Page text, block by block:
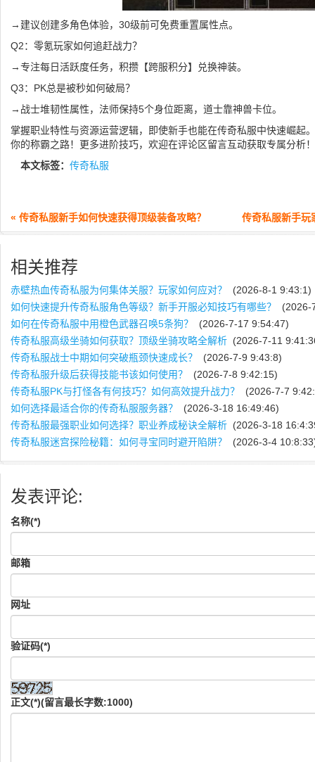
→建议创建多角色体验，30级前可免费重置属性点。
Q2：零氪玩家如何追赶战力？
→专注每日活跃度任务，积攒【跨服积分】兑换神装。
Q3：PK总是被秒如何破局？
→战士堆韧性属性，法师保持5个身位距离，道士靠神兽卡位。
掌握职业特性与资源运营逻辑，即使新手也能在传奇私服中快速崛起
你的称霸之路！更多进阶技巧，欢迎在评论区留言互动获取专属分析！
本文标签： 传奇私服
« 传奇私服新手如何快速获得顶级装备攻略？ 传奇私服新手玩
相关推荐
赤壁热血传奇私服为何集体关服？玩家如何应对？
(2026-8-1 9:43:1)
如何快速提升传奇私服角色等级？新手开服必知技巧有哪些？
(2026-
如何在传奇私服中用橙色武器召唤5条狗？
(2026-7-17 9:54:47)
传奇私服高级坐骑如何获取？顶级坐骑攻略全解析 (2026-7-11
传奇私服战士中期如何突破瓶颈快速成长？
(2026-7-9 9:43:8)
传奇私服升级后获得技能书该如何使用？
(2026-7-8 9:42:15)
传奇私服PK与打怪各有何技巧？如何高效提升战力？
(2026-7-7
如何选择最适合你的传奇私服服务器？
(2026-3-18 16:49:46)
传奇私服最强职业如何选择？职业养成秘诀全解析 (2026-3-18
传奇私服迷宫探险秘籍：如何寻宝同时避开陷阱？
(2026-3-4
发表评论:
名称(*)
邮箱
网址
验证码(*)
正文(*)(留言最长字数:1000)